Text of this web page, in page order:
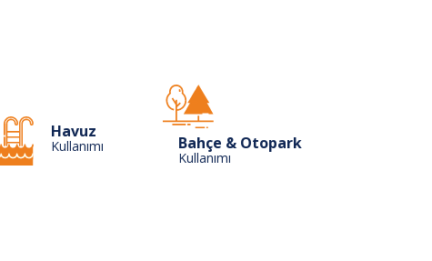
Havuz
Kullanımı Bahçe & Otopark
Kullanımı